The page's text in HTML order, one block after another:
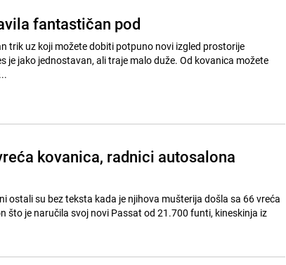
fantastičan pod
trik uz koji možete dobiti potpuno novi izgled prostorije
je jako jednostavan, ali traje malo duže. Od kovanica možete
kovanica, radnici autosalona
ostali su bez teksta kada je njihova mušterija došla sa 66 vreća
što je naručila svoj novi Passat od 21.700 funti, kineskinja iz